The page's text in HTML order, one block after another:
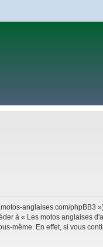
anglaises.com/phpBB3
à « Les motos anglaises
même. En effet, si vous